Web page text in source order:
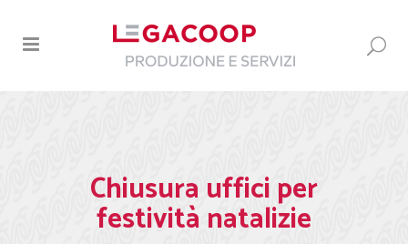
Chiusura uffici per
festività natalizie